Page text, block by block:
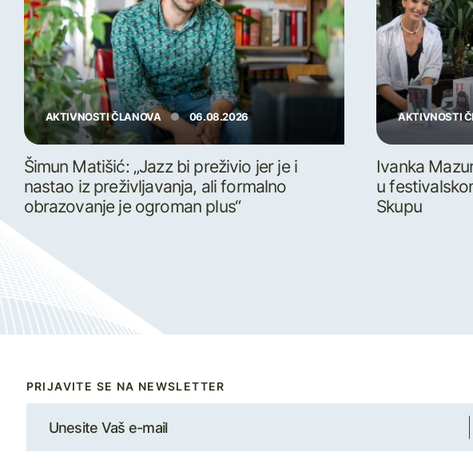
AKTIVNOSTI ČLANOVA 06.08.2026
Šimun Matišić: „Jazz bi preživio jer je i
nastao iz preživljavanja, ali formalno
obrazovanje je ogroman plus“
AKTIVNOSTI
Ivanka
u
Skupu
PRIJAVITE SE NA NEWSLETTER